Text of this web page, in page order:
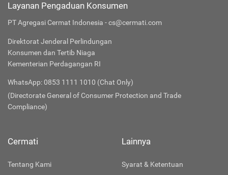
Layanan Pengaduan Konsumen
PT Agregasi Cermat Indonesia - cs@cermati.com
Direktorat Jenderal Perlindungan
Konsumen dan Tertib Niaga
Kementerian Perdagangan RI
WhatsApp: 0853 1111 1010 (Chat Only)
(Directorate General of Consumer Protection and Trade
Compliance)
Cermati
Tentang Kami
Lainnya
Syarat & Ketentuan